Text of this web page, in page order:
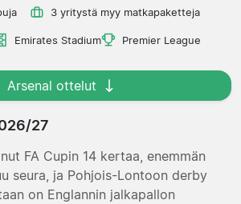
3 yritystä myy matkapaketteja
Emirates Stadium Premier League
Arsenal ottelut
27
FA Cupin 14 kertaa, enemmän
seura, ja Pohjois-Lontoon derby
on Englannin jalkapallon